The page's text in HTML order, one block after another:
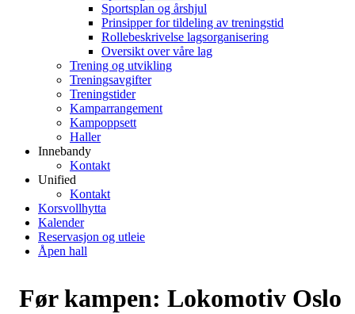
Sportsplan og årshjul
Prinsipper for tildeling av treningstid
Rollebeskrivelse lagsorganisering
Oversikt over våre lag
Trening og utvikling
Treningsavgifter
Treningstider
Kamparrangement
Kampoppsett
Haller
Innebandy
Kontakt
Unified
Kontakt
Korsvollhytta
Kalender
Reservasjon og utleie
Åpen hall
Før kampen: Lokomotiv Oslo